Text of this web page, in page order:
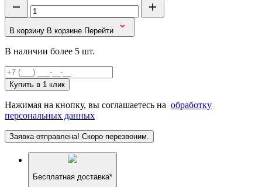
В корзину В корзине Перейти
В наличии более 5 шт.
Купить в 1 клик
Нажимая на кнопку, вы соглашаетесь на обработку
персональных данных
Заявка отправлена! Скоро перезвоним.
Бесплатная доставка*